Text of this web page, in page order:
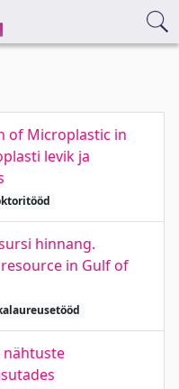
of Microplastic in
levik ja
hinnang.
in Gulf of
nähtuste